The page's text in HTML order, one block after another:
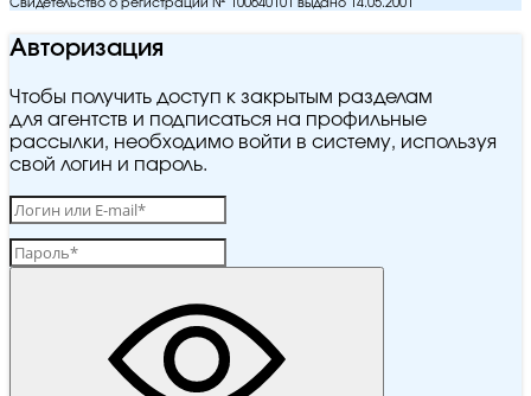
Свидетельство о регистрации № 100640101 выдано 14.05.2001
Авторизация
Чтобы получить доступ к закрытым разделам
для агентств и подписаться на профильные
рассылки, необходимо войти в систему, используя
свой логин и пароль.